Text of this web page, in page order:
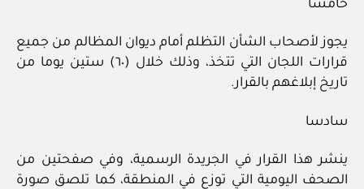
خامسا
ﻳﺠﻮز لأصحاب اﻟﺸﺄن اﻟﺘﻈﻠﻢ أﻣﺎم دﻳﻮان المظالم ﻣﻦ ﺟﻤﻴﻊ
ﻗﺮارات اﻟﻠﺠﺎن اﻟﺘﻲ ﺗﺘﺨﺬ، وذﻟﻚ ﺧﻼل (٦٠) ستين ﻳﻮما ﻣﻦ
ﺗﺎرﻳﺦ إﺑﻼﻏﻬﻢ ﺑﺎﻟﻘﺮار.
سادسا
ﻳﻨﺸﺮ ﻫﺬا اﻟﻘﺮار في الجريدة اﻟﺮﺳﻤﻴﺔ، وفي صفحتين ﻣﻦ
اﻟﺼﺤﻒ اﻟﻴﻮﻣﻴﺔ اﻟﺘﻲ ﺗﻮزع في المنطقة، ﻛﻤﺎ ﺗﻠﺼﻖ ﺻﻮرة